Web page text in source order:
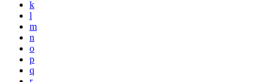
k
l
m
n
o
p
q